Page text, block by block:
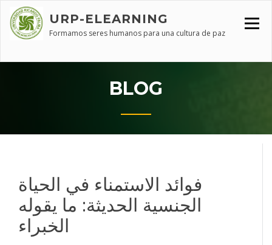
content
URP-ELEARNING
Formamos seres humanos para una cultura de paz
BLOG
فوائد الاستمناء في الحياة
الجنسية الحديثة: ما يقوله
الخبراء